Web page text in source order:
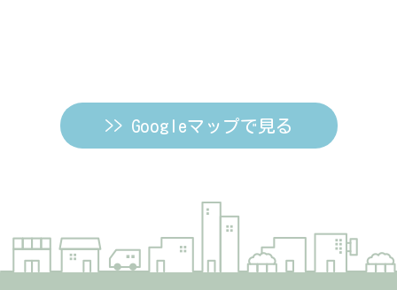
>> Googleマップで見る